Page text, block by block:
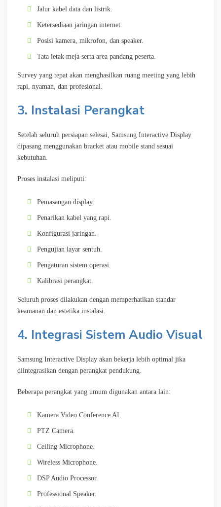
Jalur kabel data dan listrik.
Ketersediaan jaringan internet.
Posisi kamera, mikrofon, dan speaker.
Tata letak meja serta area pandang peserta.
Survey yang tepat akan menghasilkan ruang meeting yang lebih
rapi, nyaman, dan profesional.
3. Instalasi Perangkat
Setelah seluruh persiapan selesai, Samsung Interactive Display
dipasang menggunakan bracket atau mobile stand sesuai
kebutuhan.
Proses instalasi meliputi:
Pemasangan display.
Penarikan kabel yang rapi.
Konfigurasi jaringan.
Pengujian layar sentuh.
Pengaturan sistem operasi.
Kalibrasi perangkat.
Seluruh proses dilakukan dengan memperhatikan standar
keamanan dan estetika instalasi.
4. Integrasi Sistem Audio Visual
Samsung Interactive Display akan bekerja lebih optimal jika
diintegrasikan dengan perangkat pendukung.
Beberapa perangkat yang umum digunakan antara lain:
Kamera Video Conference AI.
PTZ Camera.
Ceiling Microphone.
Wireless Microphone.
DSP Audio Processor.
Professional Speaker.